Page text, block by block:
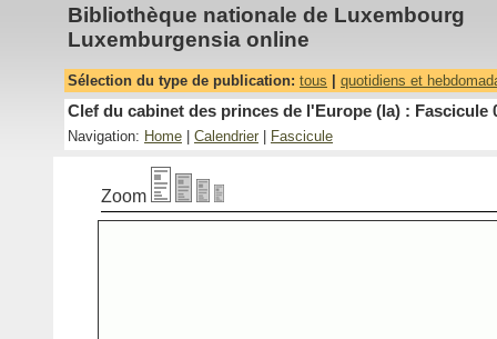
Bibliothèque nationale de Luxembourg
Luxemburgensia online
Sélection du type de publication: tous quotidiens et
Clef du cabinet des princes de l'Europe (la) : Fascicule
Navigation: Home Calendrier Fascicule
Zoom